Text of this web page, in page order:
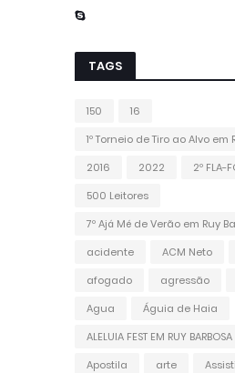
TAGS
150
16
1º Torneio de Tiro ao Alvo em
2016
2022 2º FLA-
500 Leitores
7º Ajá Mé de Verão em Ruy
acidente
ACM Neto
afogado
agressão
Agua
Águia de Haia
ALELUIA FEST EM RUY BARBOSA
Apostila
arte